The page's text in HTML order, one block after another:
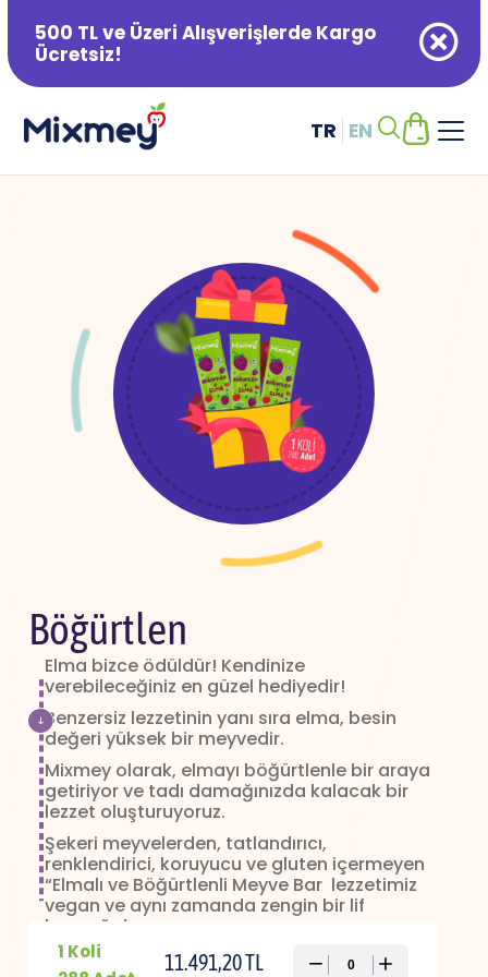
500 TL ve Üzeri Alışverişlerde Kargo
Ücretsiz!
TR EN
Böğürtlen
Elma bizce ödüldür! Kendinize
verebileceğiniz en güzel hediyedir!
Benzersiz lezzetinin yanı sıra elma, besin
değeri yüksek bir meyvedir.
Mixmey olarak, elmayı böğürtlenle bir araya
getiriyor ve tadı damağınızda kalacak bir
lezzet oluşturuyoruz.
Şekeri meyvelerden, tatlandırıcı,
renklendirici, koruyucu ve gluten içermeyen
“Elmalı ve Böğürtlenli Meyve Bar lezzetimiz
vegan ve aynı zamanda zengin bir lif
kaynağıdır.
Sporda, evde, iş yerinde, okulda Mixmey her
1 Koli
11.491,20 TL